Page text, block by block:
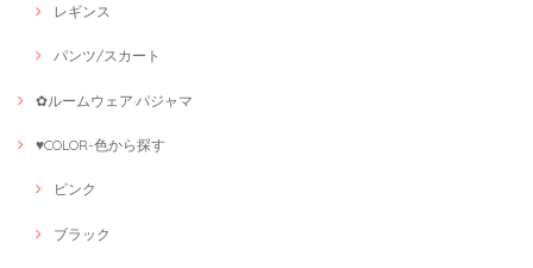
レギンス
パンツ/スカート
✿ルームウェア·パジャマ
♥COLOR-色から探す
ピンク
ブラック